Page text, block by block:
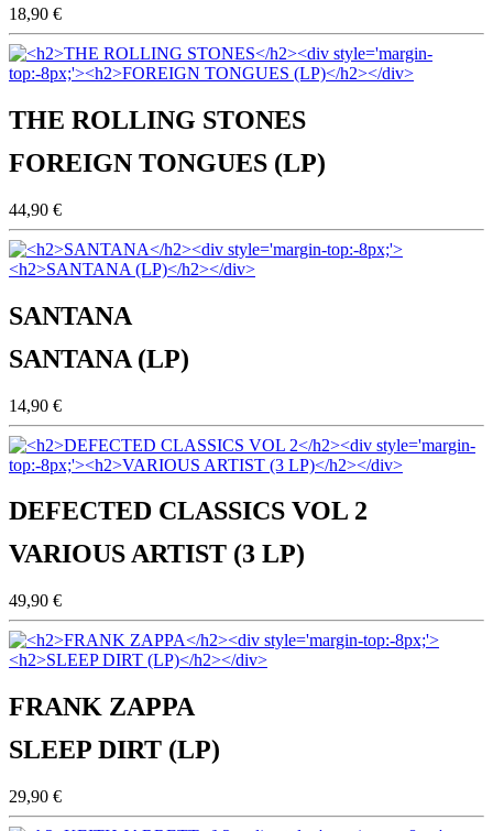
18,90 €
THE ROLLING STONES
FOREIGN TONGUES (LP)
44,90 €
SANTANA
SANTANA (LP)
14,90 €
DEFECTED CLASSICS VOL 2
VARIOUS ARTIST (3 LP)
49,90 €
FRANK ZAPPA
SLEEP DIRT (LP)
29,90 €